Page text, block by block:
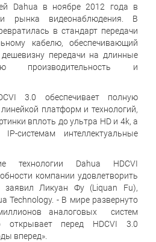
Dahua в ноябре 2012 года в
рынка видеонаблюдения. В
в стандарт передачи
кабелю, обеспечивающий
передачи на длинные
производительность и
3.0 обеспечивает полную
платформ и технологий,
вплоть до ультра HD и 4k, а
системам интеллектуальные
технологии Dahua HDCVI
компании удовлетворить
заявил Ликуан Фу (Liquan Fu),
Technology. - В мире развернуто
аналоговых систем
открывает перед HDCVI 3.0
вперед».